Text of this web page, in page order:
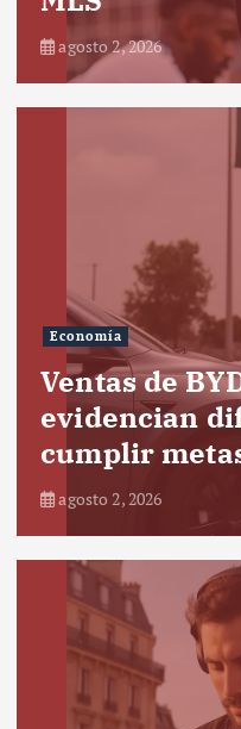
agosto 2, 2026
Economía
Ventas de
evidencian
cumplir
agosto 2, 2026